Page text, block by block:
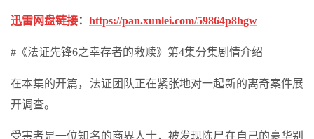
迅雷网盘链接： https://pan.xunlei.com/59864p8hgw
#《法证先锋6之幸存者的救赎》第4集分集剧情介绍
在本集的开篇，法证团队正在紧张地对一起新的离奇案件展
开调查。
受害者是一位知名的商界人士，被发现陈尸在自己的豪华别